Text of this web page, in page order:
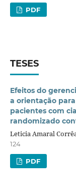
PDF
TESES
Efeitos do
a orientação
pacientes com
randomizado
Leticia Amaral
124
PDF